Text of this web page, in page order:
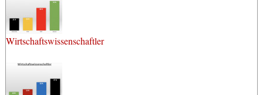
Wirtschaftswissenschaftler